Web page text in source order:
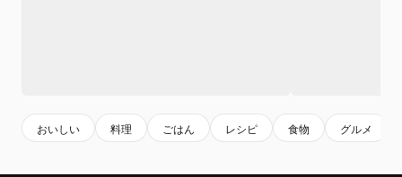
おいしい 料理 ごはん レシピ 食物 グルメ